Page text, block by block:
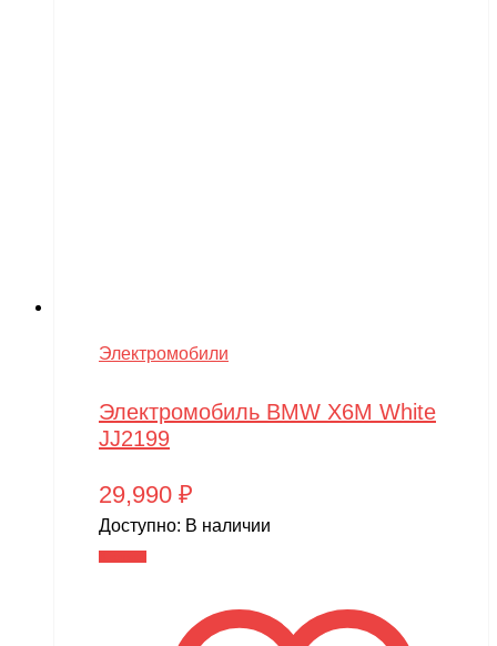
Электромобили
Электромобиль BMW X6M White
JJ2199
29,990 ₽
Доступно: В наличии